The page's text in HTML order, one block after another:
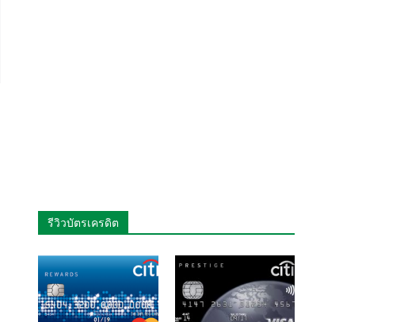
รีวิวบัตรเครดิต